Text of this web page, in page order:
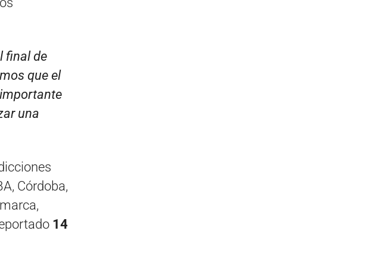
final de
que el
una
Córdoba,
14